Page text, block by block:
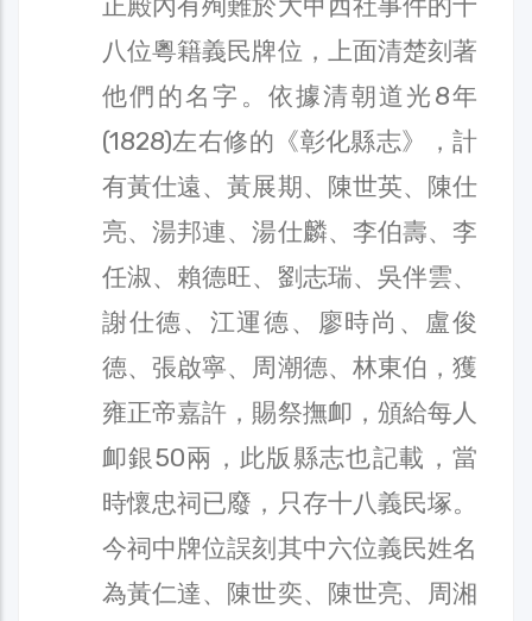
八位粵籍義民牌位，上面清楚刻著
他們的名字。依據清朝道光8年
(1828)左右修的《彰化縣志》，計
有黃仕遠、黃展期、陳世英、陳仕
亮、湯邦連、湯仕麟、李伯壽、李
任淑、賴德旺、劉志瑞、吳伴雲、
謝仕德、江運德、廖時尚、盧俊
德、張啟寧、周潮德、林東伯，獲
雍正帝嘉許，賜祭撫卹，頒給每人
卹銀50兩，此版縣志也記載，當
時懷忠祠已廢，只存十八義民塚。
今祠中牌位誤刻其中六位義民姓名
為黃仁達、陳世奕、陳世亮、周湘